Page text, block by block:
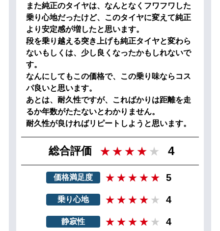
また純正のタイヤは、なんとなくフワフワした
乗り心地だったけど、このタイヤに変えて純正
より安定感が増したと思います。
段を乗り越える突き上げも純正タイヤと変わら
ないもしくは、少し良くなったかもしれないで
す。
なんにしてもこの価格で、この乗り味ならコス
パ良いと思います。
あとは、耐久性ですが、こればかりは距離を走
るか年数がたたないとわかりません。
耐久性が良ければリピートしようと思います。
総合評価 4
価格満足度 5
乗り心地 4
静寂性 4